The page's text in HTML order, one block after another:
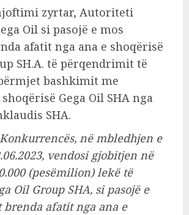
zyrtar, Autoriteti
Oil si pasojë e mos
afatit nga ana e shoqërisë
SH.A. të përqendrimit të
bashkimit me
Gega Oil SHA nga
SHA.
në mbledhjen e
vendosi gjobitjen në
(pesëmilion) lekë të
Oil Group SHA, si pasojë e
afatit nga ana e